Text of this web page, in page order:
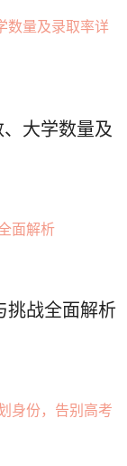
大学数量及
挑战全面解析